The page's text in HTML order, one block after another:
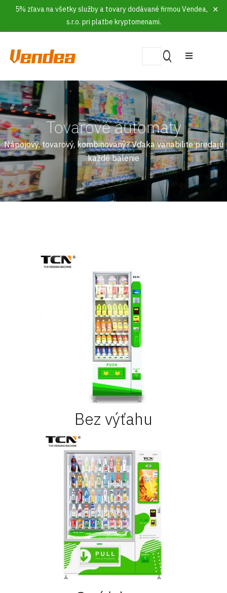
5% zľava na všetky služby a tovary dodávané firmou Vendea,
s.r.o. pri platbe kryptomenami.
Tovarové automaty
Nápojový, tovarový, kombinovaný? Vďaka variabilite predajú
každé balenie
Bez výťahu